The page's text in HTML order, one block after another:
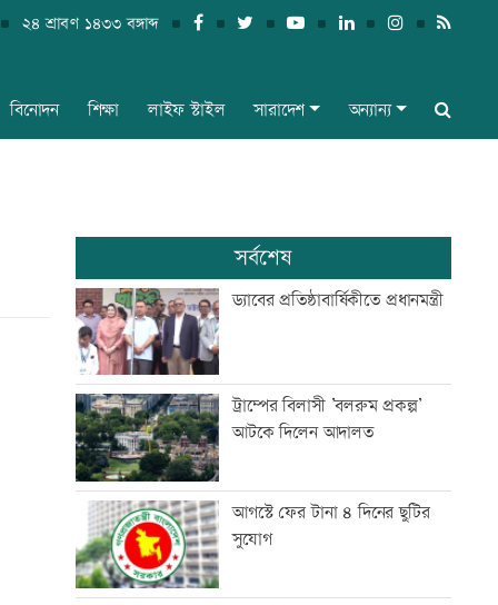
২৪ শ্রাবণ ১৪৩৩ বঙ্গাব্দ
বিনোদন শিক্ষা লাইফ স্টাইল সারাদেশ অন্যান্য
সর্বশেষ
ড্যাবের প্রতিষ্ঠাবার্ষিকীতে প্রধানমন্ত্রী
ট্রাম্পের বিলাসী ’বলরুম প্রকল্প’
আটকে দিলেন আদালত
আগস্টে ফের টানা ৪ দিনের ছুটির
সুযোগ